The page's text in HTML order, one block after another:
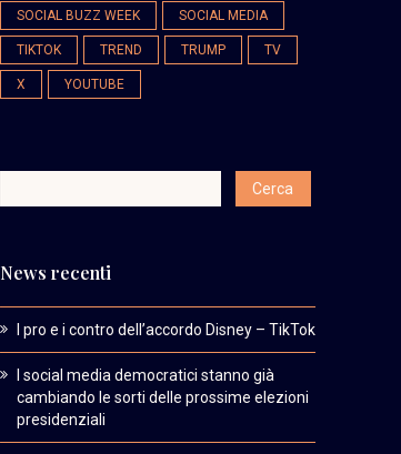
SOCIAL BUZZ WEEK SOCIAL MEDIA
TIKTOK TREND TRUMP TV
X YOUTUBE
News recenti
I pro e i contro dell’accordo Disney – TikTok
I social media democratici stanno già
cambiando le sorti delle prossime elezioni
presidenziali